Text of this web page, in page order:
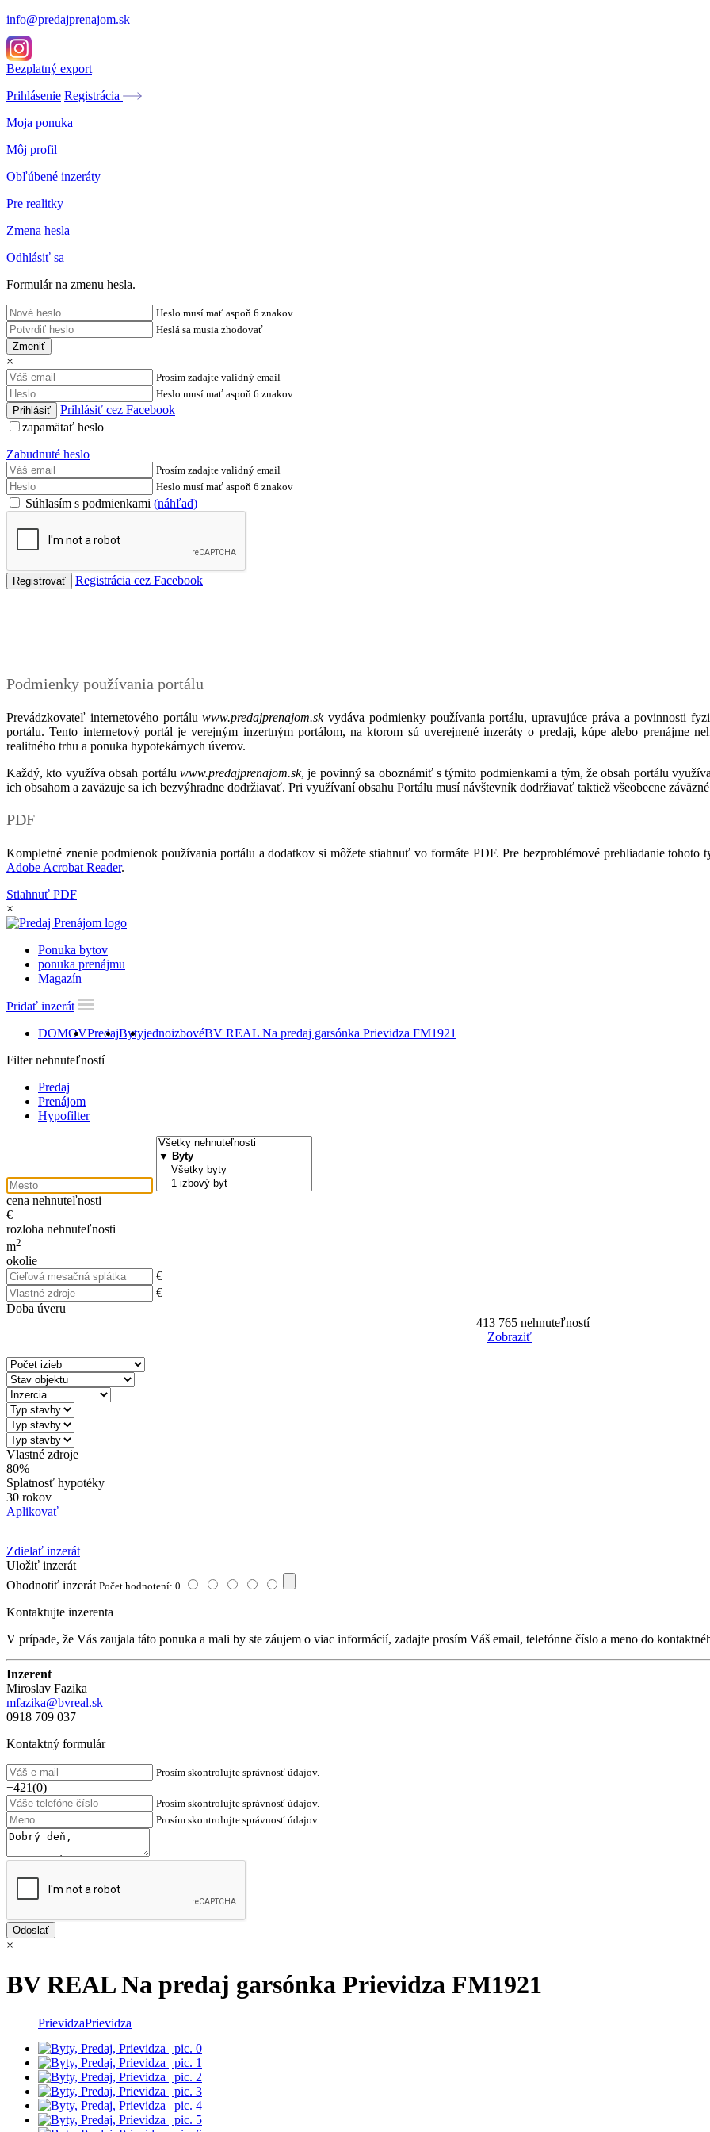
info@predajprenajom.sk
Bezplatný export
Prihlásenie Registrácia
Moja ponuka
Môj profil
Obľúbené inzeráty
Pre realitky
Zmena hesla
Odhlásiť sa
Formulár na zmenu hesla.
Heslo musí mať aspoň 6 znakov
Heslá sa musia zhodovať
Zmeniť
×
Prosím zadajte validný email
Heslo musí mať aspoň 6 znakov
Prihlásiť cez Facebook
zapamätať heslo
Zabudnuté heslo
Prosím zadajte validný email
Heslo musí mať aspoň 6 znakov
Súhlasím s podmienkami (náhľad)
Registrácia cez Facebook
Podmienky používania portálu
Prevádzkovateľ internetového portáluwww.predajprenajom.skvydáva podmienky používania portálu, upravujúce práva a povinnosti
portálu. Tento internetový portál je verejným inzertným portálom, na ktorom sú uverejnené inzeráty o predaji, kúpe alebo prenájme
realitného trhu a ponuka hypotekárnych úverov.
Každý, kto využíva obsah portálu www.predajprenajom.sk, je povinný sa oboznámiť s týmito podmienkami a tým, že obsah portálu
ich obsahom a zaväzuje sa ich bezvýhradne dodržiavať. Pri využívaní obsahu Portálu musí návštevník dodržiavať taktiež všeobecne
PDF
Kompletné znenie podmienok používania portálu a dodatkov si môžete stiahnuť vo formáte PDF. Pre bezproblémové prehliadanie
Adobe Acrobat Reader.
Stiahnuť PDF
×
Ponuka bytov
ponuka prenájmu
Magazín
Pridať inzerát
DOMOVPredajBytyjednoizbovéBV REAL Na predaj garsónka Prievidza FM1921
Filter nehnuteľností
Predaj
Prenájom
Hypofilter
cena nehnuteľnosti
€
rozloha nehnuteľnosti
m2
okolie
€
€
Doba úveru
413 765nehnuteľností
Zobraziť
Vlastné zdroje
80%
Splatnosť hypotéky
30 rokov
Aplikovať
Zdielať inzerát
Uložiť inzerát
Ohodnotiť inzerát Počet hodnotení: 0
Kontaktujte inzerenta
V prípade, že Vás zaujala táto ponuka a mali by ste záujem o viac informácií, zadajte prosím Váš email, telefónne číslo a meno do
Inzerent
Miroslav Fazika
mfazika@bvreal.sk
0918 709 037
Kontaktný formulár
Prosím skontrolujte správnosť údajov.
+421(0)
Prosím skontrolujte správnosť údajov.
Prosím skontrolujte správnosť údajov.
×
BV REAL Na predaj garsónka Prievidza FM1921
PrievidzaPrievidza